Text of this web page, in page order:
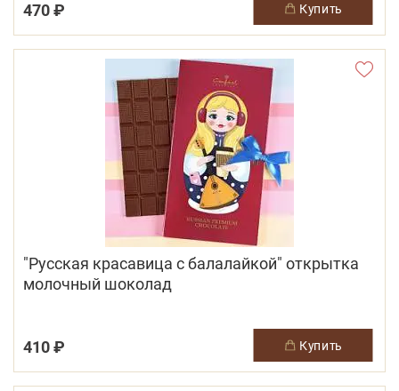
470 ₽ купить
"Русская красавица с балалайкой" открытка
молочный шоколад
410 ₽ купить